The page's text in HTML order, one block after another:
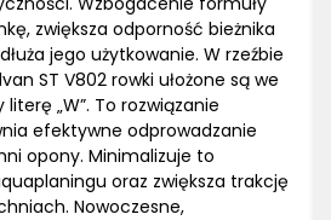
zwiększa odporność bieżnika
jego użytkowanie. W rzeźbie
ST V802 rowki ułożone są we
„W”. To rozwiązanie
efektywne odprowadzanie
opony. Minimalizuje to
oraz zwiększa trakcję
Nowoczesne,